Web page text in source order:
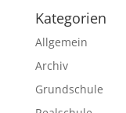
Kategorien
Allgemein
Archiv
Grundschule